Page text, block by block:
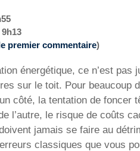
premier commentaire)
énergétique, ce n’est
sur le toit. Pour beaucoup
côté, la tentation de foncer
l’autre, le risque de coûts
jamais se faire au
classiques que vous